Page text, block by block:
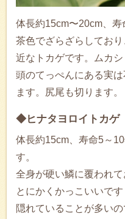
体長約15cm〜20cm、寿
茶色でざらざらしてお
近なトカゲです。ムカ
頭のてっぺんにある実
ます。尻尾も切ります。
◆ヒナタヨロイトカゲ
体長約15cm、寿命5～
す。
全身が硬い鱗に覆われ
とにかくかっこいいで
隠れていることが多い